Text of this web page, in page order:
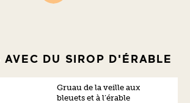
AVEC DU SIROP D'ÉRABLE
Gruau de la veille aux
bleuets et à l’érable